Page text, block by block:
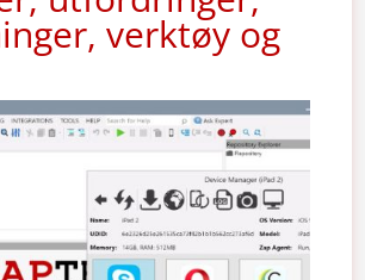
verktøy og